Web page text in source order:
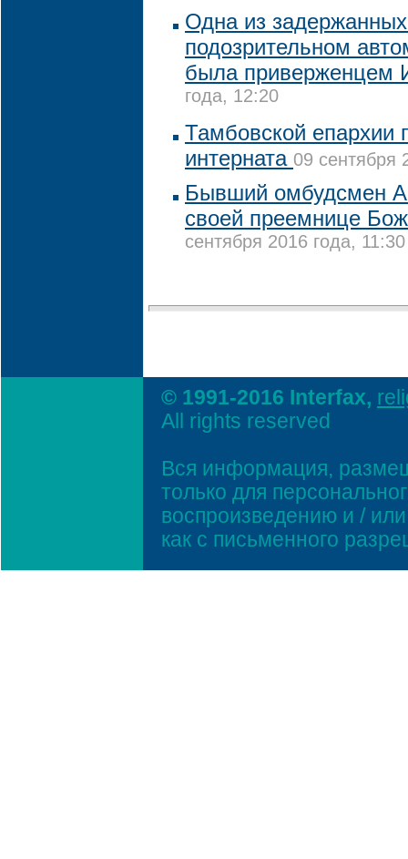
Одна из
подозрительном
была приверженцем
года, 12:20
Тамбовской епархии
интерната 09 сентября
Бывший омбудсмен
своей преемнице
сентября 2016 года, 11:30
© 1991-2016 Interfax,
All rights reserved
Вся информация,
только для
воспроизведению и /
как с письменного